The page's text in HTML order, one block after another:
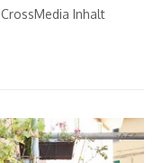
CrossMedia Inhalt